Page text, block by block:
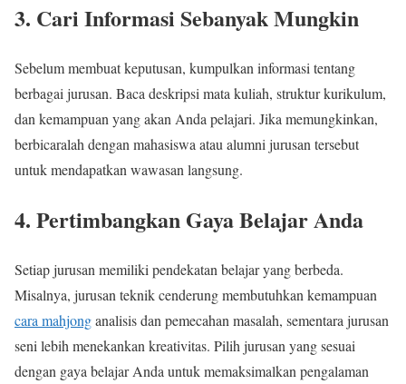
3. Cari Informasi Sebanyak Mungkin
Sebelum membuat keputusan, kumpulkan informasi tentang
berbagai jurusan. Baca deskripsi mata kuliah, struktur kurikulum,
dan kemampuan yang akan Anda pelajari. Jika memungkinkan,
berbicaralah dengan mahasiswa atau alumni jurusan tersebut
untuk mendapatkan wawasan langsung.
4. Pertimbangkan Gaya Belajar Anda
Setiap jurusan memiliki pendekatan belajar yang berbeda.
Misalnya, jurusan teknik cenderung membutuhkan kemampuan
cara mahjonganalisis dan pemecahan masalah, sementara jurusan
seni lebih menekankan kreativitas. Pilih jurusan yang sesuai
dengan gaya belajar Anda untuk memaksimalkan pengalaman